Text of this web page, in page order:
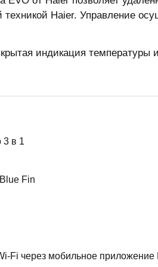
Haier. Управление
индикация температуры
3 в 1
Fin
Fi через мобильное приложение